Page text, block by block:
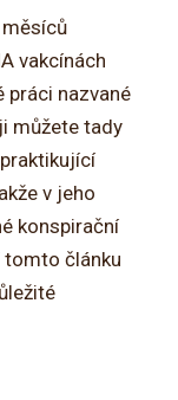
vakcínách
práci nazvané
můžete tady
v jeho
konspirační
tomto článku